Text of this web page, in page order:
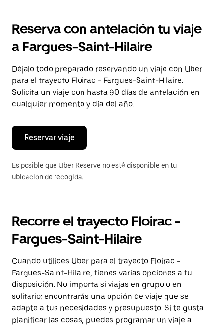
calendario
seleccionar
fecha.
Pulsa
el
botón
de
escape
cerrar
calendario.
Reserva con antelación tu viaje
a Fargues-Saint-Hilaire
Déjalo todo preparado reservando un viaje con Uber
para el trayecto Floirac - Fargues-Saint-Hilaire.
Solicita un viaje con hasta 90 días de antelación en
cualquier momento y día del año.
Reservar viaje
Es posible que Uber Reserve no esté disponible en tu
ubicación de recogida.
Recorre el trayecto Floirac -
Fargues-Saint-Hilaire
Cuando utilices Uber para el trayecto Floirac -
Fargues-Saint-Hilaire, tienes varias opciones a tu
disposición. No importa si viajas en grupo o en
solitario: encontrarás una opción de viaje que se
adapte a tus necesidades y presupuesto. Si te gusta
planificar las cosas, puedes programar un viaje a